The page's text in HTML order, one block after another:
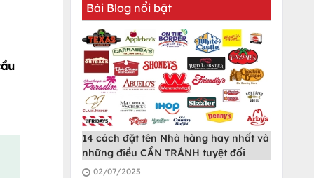
Bài Blog nổi bật
14 cách đặt tên Nhà hàng hay nhất và
những điều CẦN TRÁNH tuyệt đối
02/07/2025